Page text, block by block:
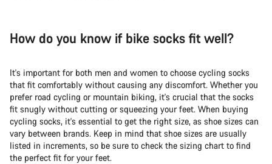
How do you know if bike socks fit well?
It's important for both men and women to choose cycling socks
that fit comfortably without causing any discomfort. Whether you
prefer road cycling or mountain biking, it's crucial that the socks
fit snugly without cutting or squeezing your feet. When buying
cycling socks, it's essential to get the right size, as shoe sizes can
vary between brands. Keep in mind that shoe sizes are usually
listed in increments, so be sure to check the sizing chart to find
the perfect fit for your feet.